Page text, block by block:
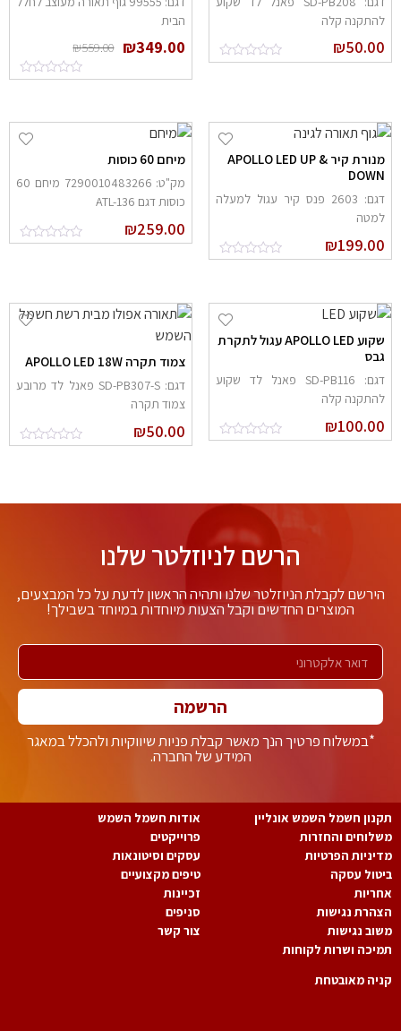
קלה
₪
הבית
₪559.00 ₪349.00
מנורת קיר APOLLO LED UP &
דגם: 2603 פנס קיר עגול למעלה
₪
מיחם 60 כוסות
מק"ט: 7290010483266 מיחם 60
כוסות דגם ATL-136
₪259.00
שקוע APOLLO LED עגול לתקרת
דגם: SD-PB116 פאנל לד שקוע
קלה
₪
צמוד תקרה APOLLO LED 18W
דגם: SD-PB307-S פאנל לד מרובע
צמוד תקרה
₪50.00
הרשם לניוזלטר שלנו
לקבלת הניוזלטר שלנו ותהיה הראשון לדעת על כל המבצעים,
המוצרים החדשים וקבל הצעות מיוחדות במיוחד בשבילך!
הרשמה
*במשלוח פרטיך הנך מאשר קבלת פניות שיווקיות ולהכלל במאגר
המידע של החברה.
חשמל השמש אונליין
והחזרות
הפרטיות
עסקה
נגישות
נגישות
ושרות לקוחות
אודות חשמל השמש
פרוייקטים
עסקים וסיטונאות
טיפים מקצועיים
זכיינות
סניפים
צור קשר
מאובטחת